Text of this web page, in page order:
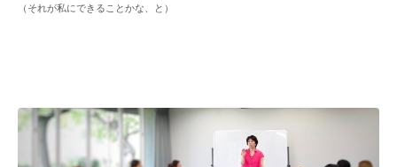
（それが私にできることかな、と）